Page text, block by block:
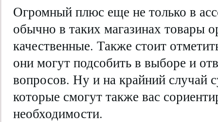
Огромный плюс еще не только в
обычно в таких магазинах товары
качественные. Также стоит
они могут подсобить в выборе и
вопросов. Ну и на крайний случай
которые смогут также вас
необходимости.